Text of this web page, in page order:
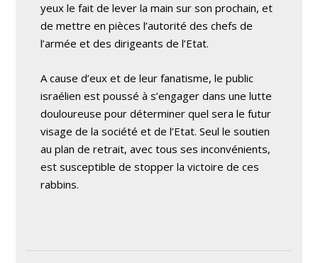
yeux le fait de lever la main sur son prochain, et
de mettre en pièces l’autorité des chefs de
l’armée et des dirigeants de l’Etat.
A cause d’eux et de leur fanatisme, le public
israélien est poussé à s’engager dans une lutte
douloureuse pour déterminer quel sera le futur
visage de la société et de l’Etat. Seul le soutien
au plan de retrait, avec tous ses inconvénients,
est susceptible de stopper la victoire de ces
rabbins.